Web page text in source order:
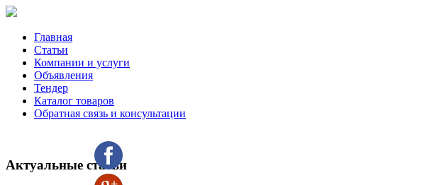
Главная
Статьи
Компании и услуги
Объявления
Тендер
Каталог товаров
Обратная связь и консультации
Актуальные статьи